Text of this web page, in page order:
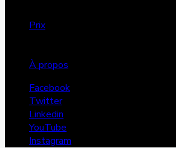
Prix
À propos
Facebook
Twitter
Linkedin
YouTube
Instagram